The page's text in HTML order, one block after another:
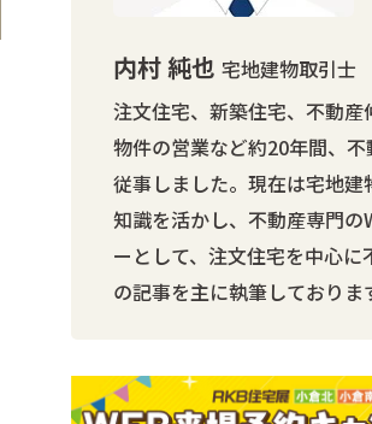
内村 純也宅地建物取引士
注文住宅、新築住宅、不動産
物件の営業など約20年間、
従事しました。現在は宅地建
知識を活かし、不動産専門の
ーとして、注文住宅を中心に
の記事を主に執筆しておりま